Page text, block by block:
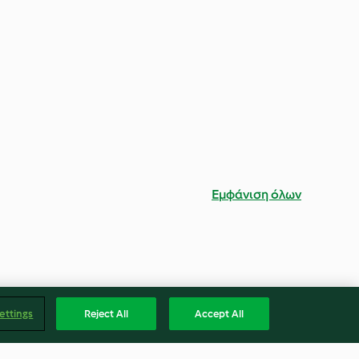
Εμφάνιση όλων
Reject All Accept All